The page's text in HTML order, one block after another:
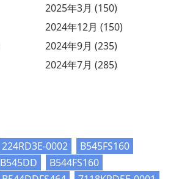
2025年3月 (150)
2024年12月 (150)
2024年9月 (235)
2024年7月 (285)
224RD3E-0002
B545FS160
B545DD
B544FS160